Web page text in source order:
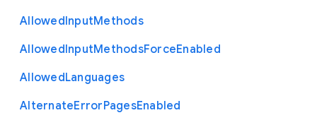
AllowedInputMethods
AllowedInputMethodsForceEnabled
AllowedLanguages
AlternateErrorPagesEnabled